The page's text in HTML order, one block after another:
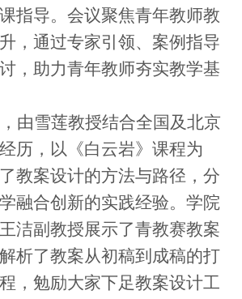
指导。会议聚焦青年教师教
，通过专家引领、案例指导
，助力青年教师夯实教学基
由雪莲教授结合全国及北京
历，以《白云岩》课程为
教案设计的方法与路径，分
融合创新的实践经验。学院
洁副教授展示了青教赛教案
析了教案从初稿到成稿的打
，勉励大家下足教案设计工